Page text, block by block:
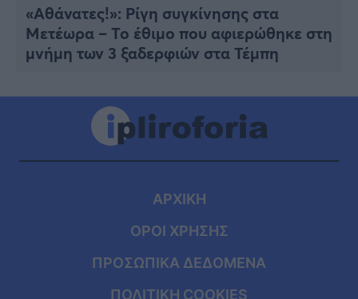
«Αθάνατες!»: Ρίγη συγκίνησης στα
Μετέωρα – Το έθιμο που αφιερώθηκε στη
μνήμη των 3 ξαδερφιών στα Τέμπη
ΑΡΧΙΚΗ
ΟΡΟΙ ΧΡΗΣΗΣ
ΠΡΟΣΩΠΙΚΑ ΔΕΔΟΜΕΝΑ
ΠΟΛΙΤΙΚΗ COOKIES